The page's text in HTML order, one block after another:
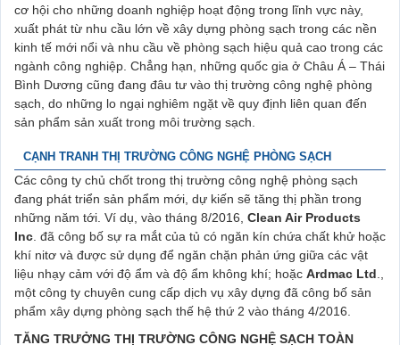
cơ hội cho những doanh nghiệp hoạt động trong lĩnh vực này,
xuất phát từ nhu cầu lớn về xây dựng phòng sạch trong các nền
kinh tế mới nổi và nhu cầu về phòng sạch hiệu quả cao trong các
ngành công nghiệp. Chẳng hạn, những quốc gia ở Châu Á – Thái
Bình Dương cũng đang đâu tư vào thị trường công nghệ phòng
sạch, do những lo ngại nghiêm ngặt về quy định liên quan đến
sản phẩm sản xuất trong môi trường sạch.
CẠNH TRANH THỊ TRƯỜNG CÔNG NGHỆ PHÒNG SẠCH
Các công ty chủ chốt trong thị trường công nghệ phòng sạch
đang phát triển sản phẩm mới, dự kiến sẽ tăng thị phần trong
những năm tới. Ví dụ, vào tháng 8/2016, Clean Air Products
Inc. đã công bố sự ra mắt của tủ có ngăn kín chứa chất khử hoặc
khí nitơ và được sử dụng để ngăn chặn phản ứng giữa các vật
liệu nhạy cảm với độ ẩm và độ ẩm không khí; hoặc Ardmac Ltd.,
một công ty chuyên cung cấp dịch vụ xây dựng đã công bố sản
phẩm xây dựng phòng sạch thế hệ thứ 2 vào tháng 4/2016.
TĂNG TRƯỞNG THỊ TRƯỜNG CÔNG NGHỆ SẠCH TOÀN